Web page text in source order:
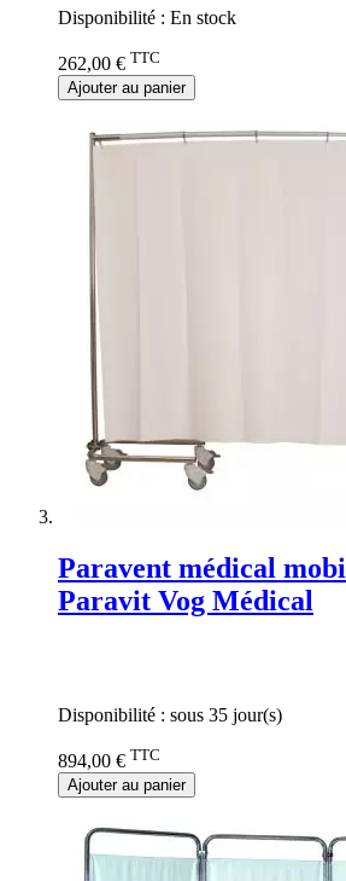
Disponibilité : En stock
262,00 € TTC
Ajouter au panier
Paravent médical
Paravit Vog Médical
Disponibilité : sous 35 jour(s)
894,00 € TTC
Ajouter au panier